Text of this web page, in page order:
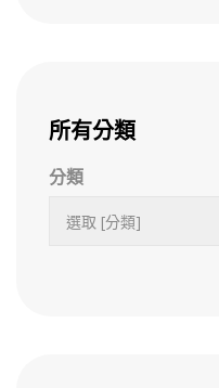
所有分類
分類
選取 [分類]